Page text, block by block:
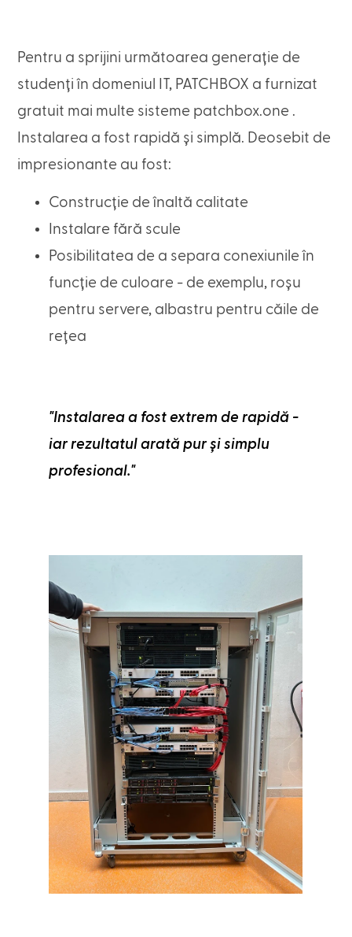
Pentru a sprijini următoarea generație de
studenți în domeniul IT, PATCHBOX a furnizat
gratuit mai multe sisteme patchbox.one .
Instalarea a fost rapidă și simplă. Deosebit de
impresionante au fost:
Construcție de înaltă calitate
Instalare fără scule
Posibilitatea de a separa conexiunile în
funcție de culoare - de exemplu, roșu
pentru servere, albastru pentru căile de
rețea
"Instalarea a fost extrem de rapidă -
iar rezultatul arată pur și simplu
profesional."